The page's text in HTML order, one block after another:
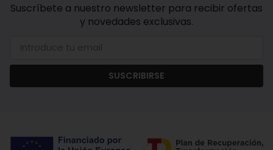
Suscríbete a nuestro newsletter para recibir ofertas
y novedades exclusivas.
SUSCRIBIRSE